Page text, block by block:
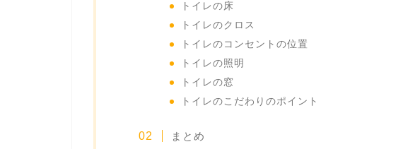
トイレの床
トイレのクロス
トイレのコンセントの位置
トイレの照明
トイレの窓
トイレのこだわりのポイント
まとめ